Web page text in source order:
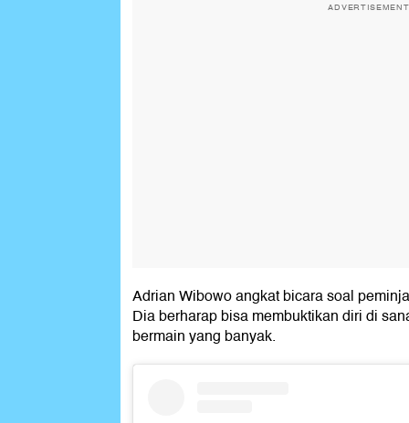
ADVERTISEMENT
Adrian Wibowo angkat bicara soal
Dia berharap bisa membuktikan diri di
bermain yang banyak.